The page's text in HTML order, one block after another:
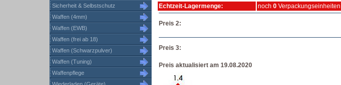
Sicherheit & Selbstschutz
Waffen (4mm)
Waffen (EWB)
Waffen (frei ab 18)
Waffen (Schwarzpulver)
Waffen (Tuning)
Waffenpflege
Echtzeit-Lagermenge:
noch 0
Preis 2:
Preis 3:
Preis aktualisiert am 19.08.2020